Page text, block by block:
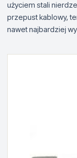
użyciem stali
przepust kablowy,
nawet najbardziej